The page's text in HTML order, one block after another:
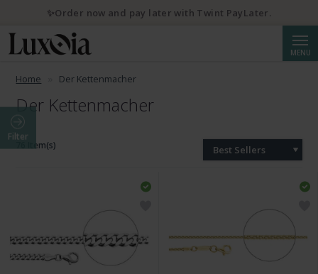
MENU
Home Der Kettenmacher
Der Kettenmacher
Filter
76 Item(s) Best Sellers
✨Order now and pay later with Twint PayLater.